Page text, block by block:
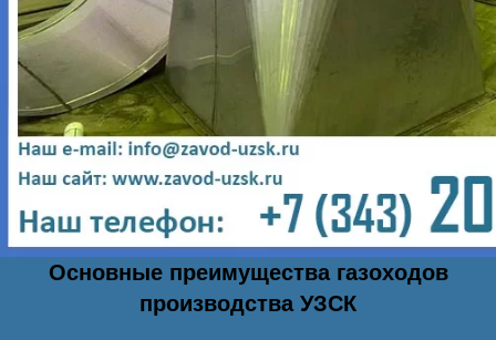
Основные преимущества газоходов
производства УЗСК